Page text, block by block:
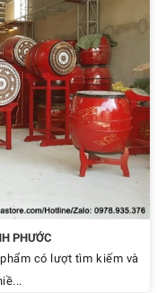
PHƯỚC
có lượt tìm kiếm và